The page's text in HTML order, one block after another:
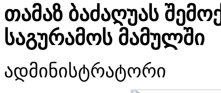
თამაზ ბაძაღუას
საგურამოს მამულში
ადმინისტრატორი